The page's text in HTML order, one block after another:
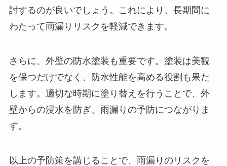
討するのが良いでしょう。これにより、長期間に
わたって雨漏りリスクを軽減できます。
さらに、外壁の防水塗装も重要です。塗装は美観
を保つだけでなく、防水性能を高める役割も果た
します。適切な時期に塗り替えを行うことで、外
壁からの浸水を防ぎ、雨漏りの予防につながりま
す。
以上の予防策を講じることで、雨漏りのリスクを